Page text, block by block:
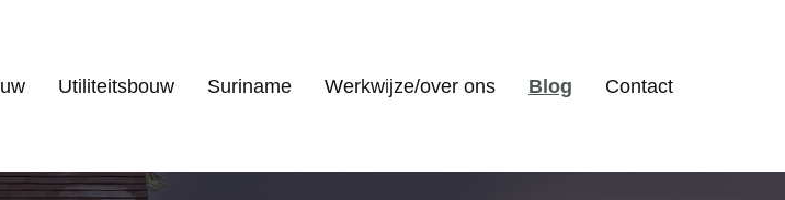
Utiliteitsbouw Suriname Werkwijze/over ons Blog Contact